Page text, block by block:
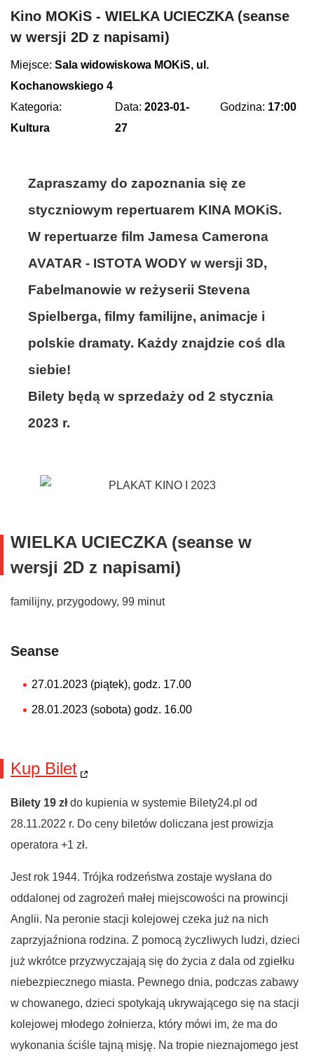
Kino MOKiS - WIELKA UCIECZKA (seanse
w wersji 2D z napisami)
Miejsce: Sala widowiskowa MOKiS, ul.
Kochanowskiego 4
Kategoria:
Kultura
Data:2023-01-
27
Godzina: 17:00
Zapraszamy do zapoznania się ze
styczniowym repertuarem KINA MOKiS.
W repertuarze film Jamesa Camerona
AVATAR - ISTOTA WODY w wersji 3D,
Fabelmanowie w reżyserii Stevena
Spielberga, filmy familijne, animacje i
polskie dramaty. Każdy znajdzie coś dla
siebie!
Bilety będą w sprzedaży od 2 stycznia
2023 r.
WIELKA UCIECZKA (seanse w
wersji 2D z napisami)
familijny, przygodowy, 99 minut
Seanse
27.01.2023 (piątek), godz. 17.00
28.01.2023 (sobota) godz. 16.00
Kup Bilet
Bilety 19 złdo kupienia w systemie Bilety24.pl od
28.11.2022 r. Do ceny biletów doliczana jest prowizja
operatora +1 zł.
Jest rok 1944. Trójka rodzeństwa zostaje wysłana do
oddalonej od zagrożeń małej miejscowości na prowincji
Anglii. Na peronie stacji kolejowej czeka już na nich
zaprzyjaźniona rodzina. Z pomocą życzliwych ludzi, dzieci
już wkrótce przyzwyczajają się do życia z dala od zgiełku
niebezpiecznego miasta. Pewnego dnia, podczas zabawy
w chowanego, dzieci spotykają ukrywającego się na stacji
kolejowej młodego żołnierza, który mówi im, że ma do
wykonania ściśle tajną misję. Na tropie nieznajomego jest